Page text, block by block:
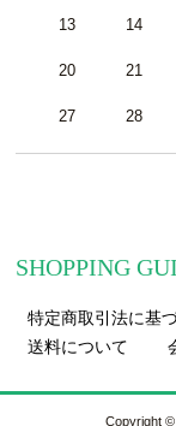
13 14
20 21
27 28
SHOPPING
特定商取引法に基
送料について
Copyright